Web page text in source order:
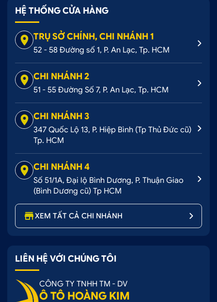
HỆ THỐNG CỬA HÀNG
TRỤ SỞ CHÍNH, CHI NHÁNH 1
52 - 58 Đường số 1, P. An Lạc, Tp. HCM
CHI NHÁNH 2
51 - 55 Đường Số 7, P. An Lạc, Tp. HCM
CHI NHÁNH 3
347 Quốc Lộ 13, P. Hiệp Bình (Tp Thủ Đức cũ)
Tp. HCM
CHI NHÁNH 4
Số 51/1A, Đại lộ Bình Dương, P. Thuận Giao
(Bình Dương cũ) Tp HCM
XEM TẤT CẢ CHI NHÁNH
LIÊN HỆ VỚI CHÚNG TÔI
CÔNG TY TNHH TM - DV
Ô TÔ HOÀNG KIM